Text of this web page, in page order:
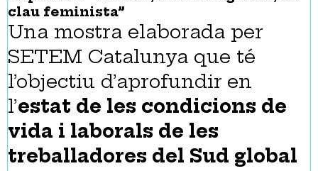
clau feminista”
Una mostra elaborada per
SETEM Catalunya que té
l’objectiu d’aprofundir en
l’estat de les condicions de
vida i laborals de les
treballadores del Sud global